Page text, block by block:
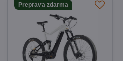
Preprava zdarma